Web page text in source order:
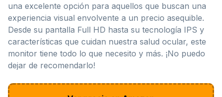
una excelente opción para aquellos que buscan una
experiencia visual envolvente a un precio asequible.
Desde su pantalla Full HD hasta su tecnología IPS y
características que cuidan nuestra salud ocular, este
monitor tiene todo lo que necesito y más. ¡No puedo
dejar de recomendarlo!